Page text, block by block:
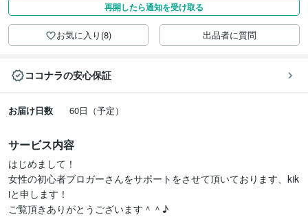
再開したら通知を受け取る
お気に入り(8) 出品者に質問
ココナラの安心保証
お届け日数 60日（予定）
サービス内容
はじめまして！
女性の初心者ブロガーさんをサポートをさせて頂いております、kik
iと申します！
ご覧頂きありがとうございます＾＾♪